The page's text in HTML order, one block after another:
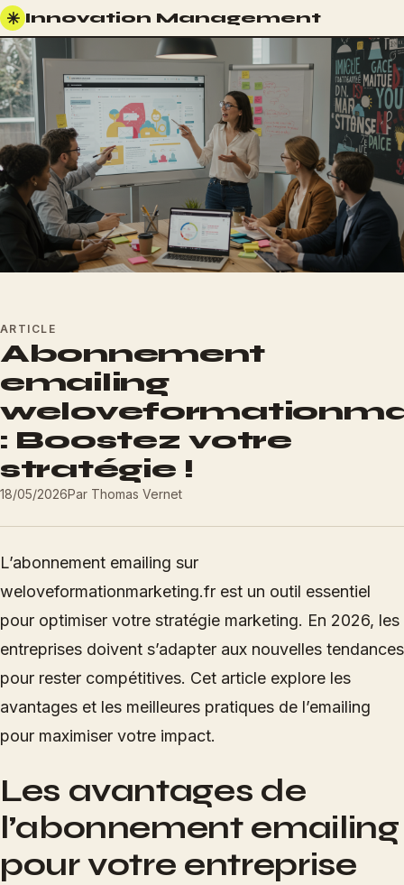
✳ Innovation Management
ARTICLE
Abonnement
emailing
: Boostez votre
stratégie !
18/05/2026Par Thomas Vernet
L’abonnement emailing sur
weloveformationmarketing.fr est un outil essentiel
pour optimiser votre stratégie marketing. En 2026, les
entreprises doivent s’adapter aux nouvelles tendances
pour rester compétitives. Cet article explore les
avantages et les meilleures pratiques de l’emailing
pour maximiser votre impact.
Les avantages de
l’abonnement emailing
pour votre entreprise